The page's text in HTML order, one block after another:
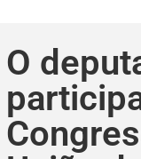
O